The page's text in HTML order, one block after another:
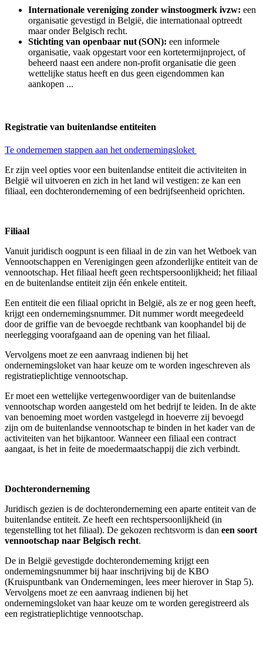
Internationale vereniging zonder winstoogmerk ivzw: een
organisatie gevestigd in België, die internationaal optreedt
maar onder Belgisch recht.
Stichting van openbaar nut (SON): een informele
organisatie, vaak opgestart voor een kortetermijnproject, of
beheerd naast een andere non-profit organisatie die geen
wettelijke status heeft en dus geen eigendommen kan
aankopen ...
Registratie van buitenlandse entiteiten
Te ondernemen stappen aan het ondernemingsloket
Er zijn veel opties voor een buitenlandse entiteit die activiteiten in
België wil uitvoeren en zich in het land wil vestigen: ze kan een
filiaal, een dochteronderneming of een bedrijfseenheid oprichten.
Filiaal
Vanuit juridisch oogpunt is een filiaal in de zin van het Wetboek van
Vennootschappen en Verenigingen geen afzonderlijke entiteit van de
vennootschap. Het filiaal heeft geen rechtspersoonlijkheid; het filiaal
en de buitenlandse entiteit zijn één enkele entiteit.
Een entiteit die een filiaal opricht in België, als ze er nog geen heeft,
krijgt een ondernemingsnummer. Dit nummer wordt meegedeeld
door de griffie van de bevoegde rechtbank van koophandel bij de
neerlegging voorafgaand aan de opening van het filiaal.
Vervolgens moet ze een aanvraag indienen bij het
ondernemingsloket van haar keuze om te worden ingeschreven als
registratieplichtige vennootschap.
Er moet een wettelijke vertegenwoordiger van de buitenlandse
vennootschap worden aangesteld om het bedrijf te leiden. In de akte
van benoeming moet worden vastgelegd in hoeverre zij bevoegd
zijn om de buitenlandse vennootschap te binden in het kader van de
activiteiten van het bijkantoor. Wanneer een filiaal een contract
aangaat, is het in feite de moedermaatschappij die zich verbindt.
Dochteronderneming
Juridisch gezien is de dochteronderneming een aparte entiteit van de
buitenlandse entiteit. Ze heeft een rechtspersoonlijkheid (in
tegenstelling tot het filiaal). De gekozen rechtsvorm is dan een soort
vennootschap naar Belgisch recht.
De in België gevestigde dochteronderneming krijgt een
ondernemingsnummer bij haar inschrijving bij de KBO
(Kruispuntbank van Ondernemingen, lees meer hierover in Stap 5).
Vervolgens moet ze een aanvraag indienen bij het
ondernemingsloket van haar keuze om te worden geregistreerd als
een registratieplichtige vennootschap.